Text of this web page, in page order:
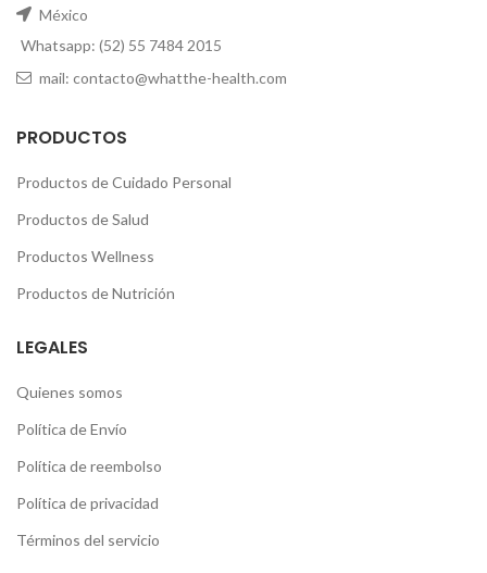
México
Whatsapp: (52) 55 7484 2015
mail: contacto@whatthe-health.com
PRODUCTOS
Productos de Cuidado Personal
Productos de Salud
Productos Wellness
Productos de Nutrición
LEGALES
Quienes somos
Política de Envío
Política de reembolso
Política de privacidad
Términos del servicio